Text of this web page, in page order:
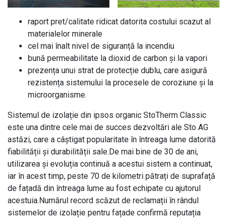
raport pret/calitate ridicat datorita costului scazut al
materialelor minerale
cel mai înalt nivel de siguranță la incendiu
bună permeabilitate la dioxid de carbon și la vapori
prezența unui strat de protecție dublu, care asigură
rezistența sistemului la procesele de coroziune și la
microorganisme.
Sistemul de izolație din ipsos organic StoTherm Classic
este una dintre cele mai de succes dezvoltări ale Sto AG
astăzi, care a câștigat popularitate în întreaga lume datorită
fiabilității și durabilității sale.De mai bine de 30 de ani,
utilizarea și evoluția continuă a acestui sistem a continuat,
iar în acest timp, peste 70 de kilometri pătrați de suprafață
de fațadă din întreaga lume au fost echipate cu ajutorul
acestuia.Numărul record scăzut de reclamații în rândul
sistemelor de izolație pentru fațade confirmă reputația